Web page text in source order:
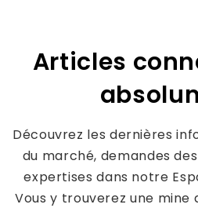
Articles
Découvrez les dernières
du marché, demandes
expertises dans notre
Vous y trouverez une mine